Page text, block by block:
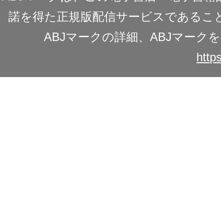
諾を得た正規版配信サービスであるこ
ABJマークの詳細、ABJマーク